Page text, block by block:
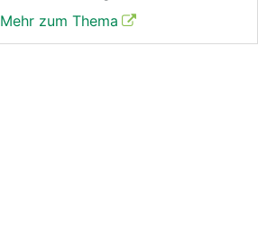
Mehr zum Thema